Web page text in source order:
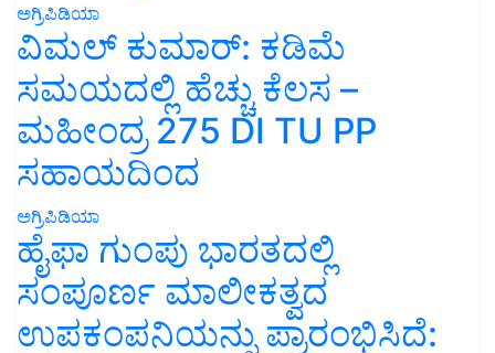
ಅಗ್ರಿಪಿಡಿಯಾ
ವಿಮಲ್ ಕುಮಾರ್: ಕಡಿಮೆ
ಸಮಯದಲ್ಲಿ ಹೆಚ್ಚು ಕೆಲಸ –
ಮಹೀಂದ್ರ 275 DI TU PP
ಸಹಾಯದಿಂದ
ಅಗ್ರಿಪಿಡಿಯಾ
ಹೈಫಾ ಗುಂಪು ಭಾರತದಲ್ಲಿ
ಸಂಪೂರ್ಣ ಮಾಲೀಕತ್ವದ
ಉಪಕಂಪನಿಯನ್ನು ಪ್ರಾರಂಭಿಸಿದೆ: